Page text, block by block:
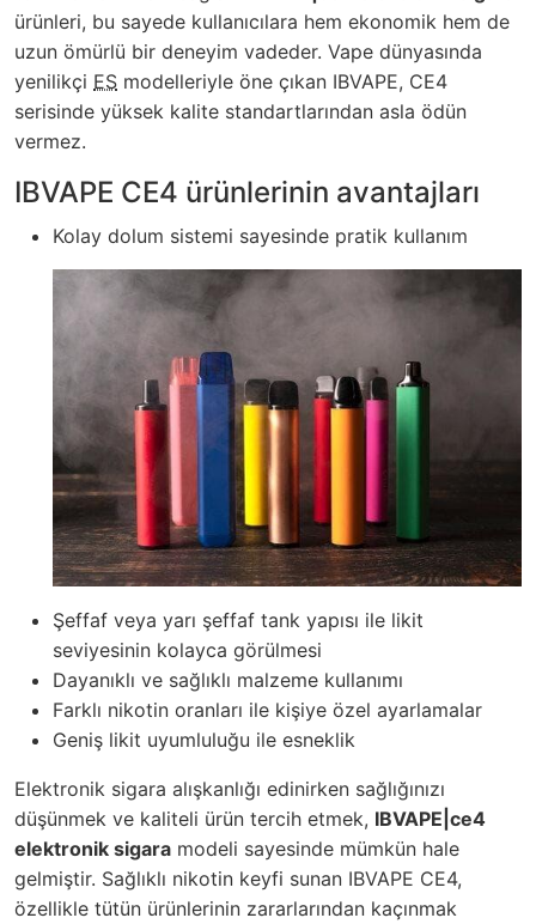
ürünleri, bu sayede kullanıcılara hem ekonomik hem de
uzun ömürlü bir deneyim vadeder. Vape dünyasında
yenilikçi ES modelleriyle öne çıkan IBVAPE, CE4
serisinde yüksek kalite standartlarından asla ödün
vermez.
IBVAPE CE4 ürünlerinin avantajları
Kolay dolum sistemi sayesinde pratik kullanım
Şeffaf veya yarı şeffaf tank yapısı ile likit
seviyesinin kolayca görülmesi
Dayanıklı ve sağlıklı malzeme kullanımı
Farklı nikotin oranları ile kişiye özel ayarlamalar
Geniş likit uyumluluğu ile esneklik
Elektronik sigara alışkanlığı edinirken sağlığınızı
düşünmek ve kaliteli ürün tercih etmek, IBVAPE|ce4
elektronik sigara modeli sayesinde mümkün hale
gelmiştir. Sağlıklı nikotin keyfi sunan IBVAPE CE4,
özellikle tütün ürünlerinin zararlarından kaçınmak